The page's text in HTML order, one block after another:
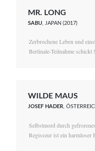
MR. LONG
SABU , JAPAN (2017)
Zerbrochene Leben und
Berlinale-Teilnahme schickt
WILDE MAUS
JOSEF HADER,
Selbstmord durch
Regisseur ist ein harmloser